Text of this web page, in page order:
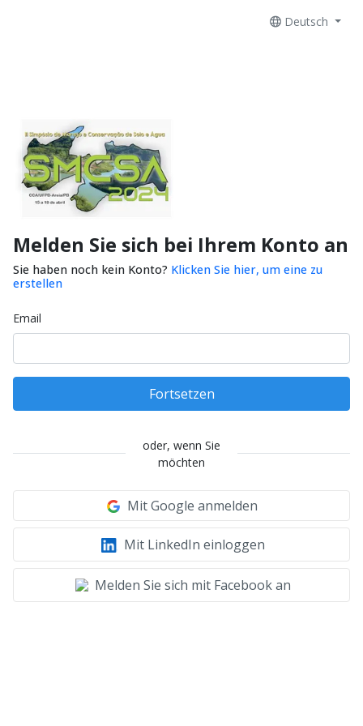
Deutsch
Melden Sie sich bei Ihrem Konto an
Sie haben noch kein Konto? Klicken Sie hier, um eine zu
erstellen
Email
Fortsetzen
oder, wenn Sie
möchten
Mit Google anmelden
Mit LinkedIn einloggen
Melden Sie sich mit Facebook an